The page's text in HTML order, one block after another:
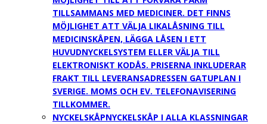
TILLSAMMANS MED MEDICINER. DET FINNS
MÖJLIGHET ATT VÄLJA LIKALÅSNING TILL
MEDICINSKÅPEN, LÄGGA LÅSEN I ETT
HUVUDNYCKELSYSTEM ELLER VÄLJA TILL
ELEKTRONISKT KODÅS. PRISERNA INKLUDERAR
FRAKT TILL LEVERANSADRESSEN GATUPLAN I
SVERIGE. MOMS OCH EV. TELEFONAVISERING
TILLKOMMER.
NYCKELSKÅPNYCKELSKÅP I ALLA KLASSNINGAR